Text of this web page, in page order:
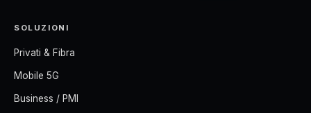
SOLUZIONI
Privati & Fibra
Mobile 5G
Business / PMI